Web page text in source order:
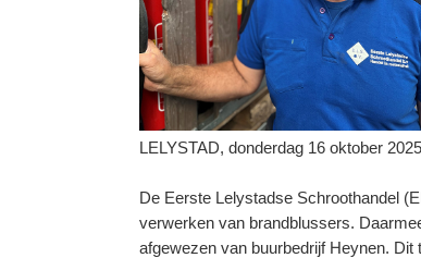
LELYSTAD, donderdag 16 oktober 2025
De Eerste Lelystadse Schroothandel
verwerken van brandblussers.
afgewezen van buurbedrijf Heynen.